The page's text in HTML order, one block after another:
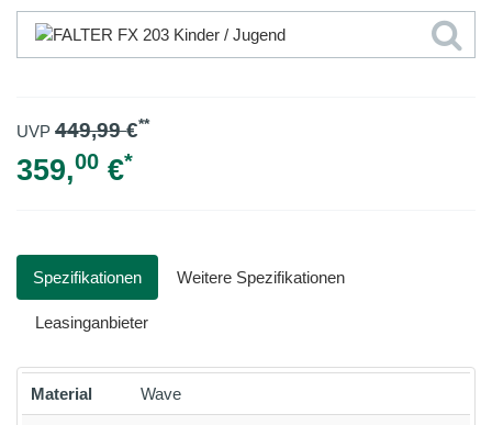
UVP 449,99€**
359,00 €*
Spezifikationen Weitere Spezifikationen
Leasinganbieter
Material Wave